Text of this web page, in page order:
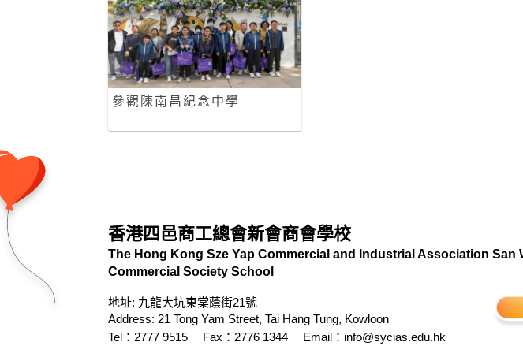
參觀陳南昌紀念中學
香港四邑商工總會新會商會學校
The Hong Kong Sze Yap Commercial and Industrial Association San
Commercial Society School
地址: 九龍大坑東棠蔭街21號
Address: 21 Tong Yam Street, Tai Hang Tung, Kowloon
Tel：2777 9515
Fax：2776 1344 Email： info@sycias.edu.hk